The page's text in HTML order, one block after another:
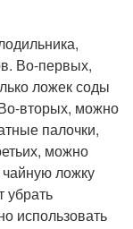
Во-первых,
ложек соды
вторых, можно
палочки,
можно
ложку
убрать
использовать